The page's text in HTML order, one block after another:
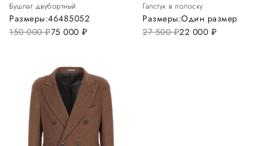
Бушлат двубортный
150 000руб.75 000 руб.
Размеры:46485052
Галстук в полоску
27 500руб.22 000 руб.
Размеры:Один размер